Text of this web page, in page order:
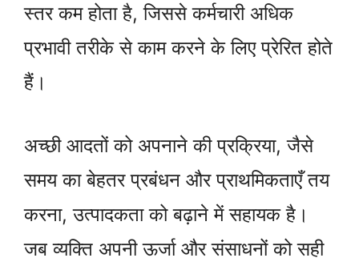
स्तर कम होता है, जिससे कर्मचारी अधिक
प्रभावी तरीके से काम करने के लिए प्रेरित होते
हैं।
अच्छी आदतों को अपनाने की प्रक्रिया, जैसे
समय का बेहतर प्रबंधन और प्राथमिकताएँ तय
करना, उत्पादकता को बढ़ाने में सहायक है।
जब व्यक्ति अपनी ऊर्जा और संसाधनों को सही